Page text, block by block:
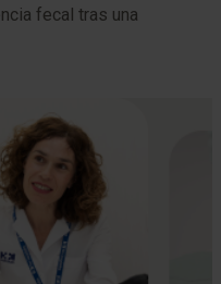
fecal tras una